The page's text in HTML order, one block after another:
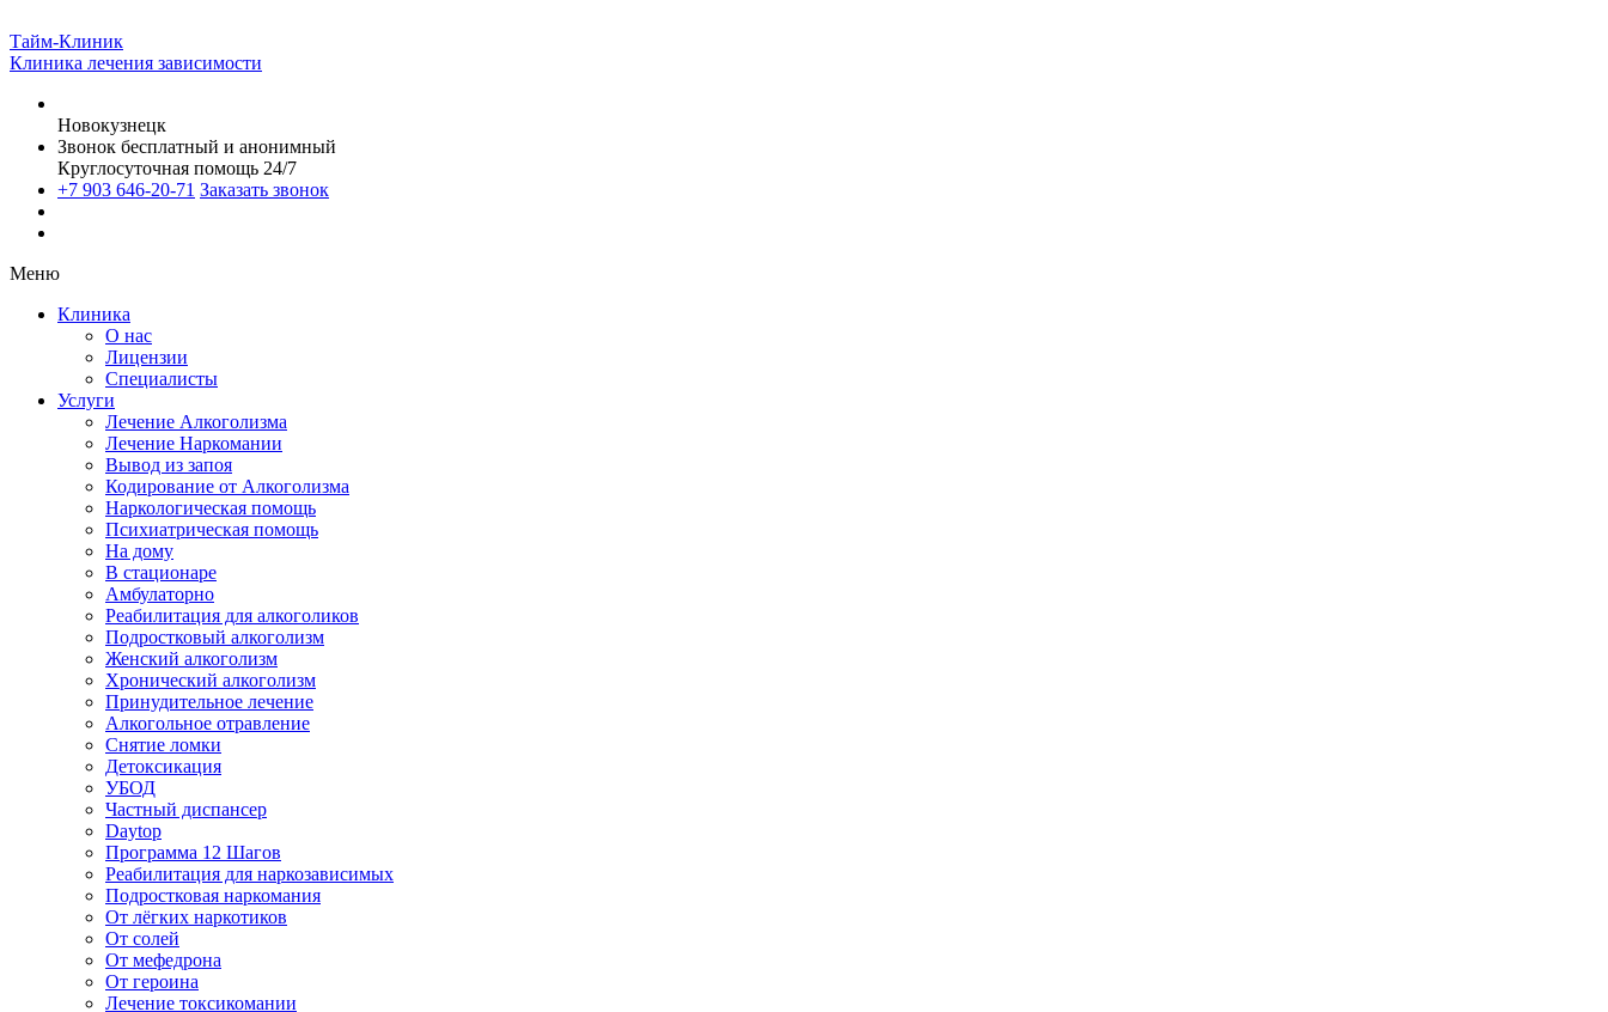
Тайм-Клиник
Клиника лечения зависимости
Новокузнецк
Звонок бесплатный и анонимный
Круглосуточная помощь 24/7
+7 903 646-20-71 Заказать звонок
Меню
Клиника
О нас
Лицензии
Специалисты
Услуги
Лечение Алкоголизма
Лечение Наркомании
Вывод из запоя
Кодирование от Алкоголизма
Наркологическая помощь
Психиатрическая помощь
На дому
В стационаре
Амбулаторно
Реабилитация для алкоголиков
Подростковый алкоголизм
Женский алкоголизм
Хронический алкоголизм
Принудительное лечение
Алкогольное отравление
Снятие ломки
Детоксикация
УБОД
Частный диспансер
Daytop
Программа 12 Шагов
Реабилитация для наркозависимых
Подростковая наркомания
От лёгких наркотиков
От солей
От мефедрона
От героина
Лечение токсикомании